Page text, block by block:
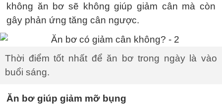
không ăn bơ sẽ không giúp giảm cân mà còn
gây phản ứng tăng cân ngược.
Thời điểm tốt nhất để ăn bơ trong ngày là vào
buổi sáng.
Ăn bơ giúp giảm mỡ bụng